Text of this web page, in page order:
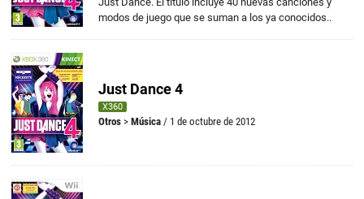
modos de juego que se suman a los ya conocidos..
Just Dance 4
X360
Otros > Música / 1 de octubre de 2012